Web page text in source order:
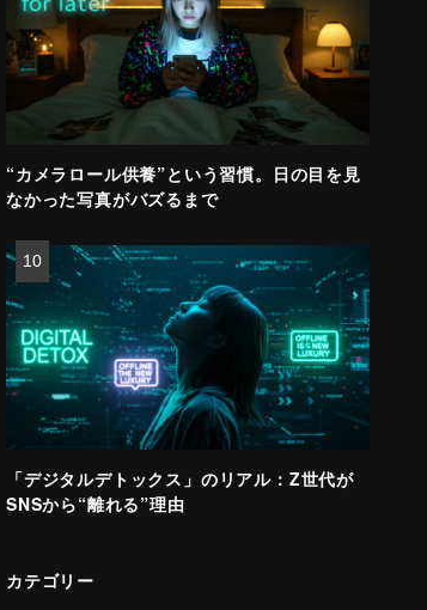
“カメラロール供養”という習慣。日の目を見
なかった写真がバズるまで
「デジタルデトックス」のリアル：Z世代が
SNSから“離れる”理由
カテゴリー